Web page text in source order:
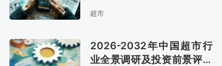
咨询报告
超市
2026-2032年中国超市行
业全景调研及投资前景评估